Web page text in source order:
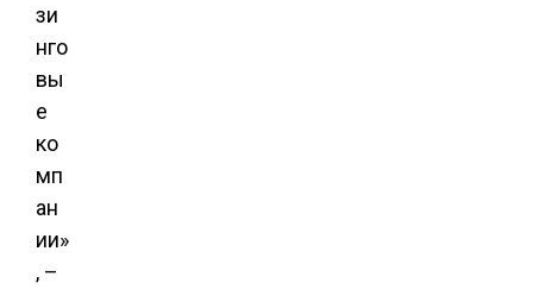
зи
нго
вы
е
ко
мп
ан
ии»
, –